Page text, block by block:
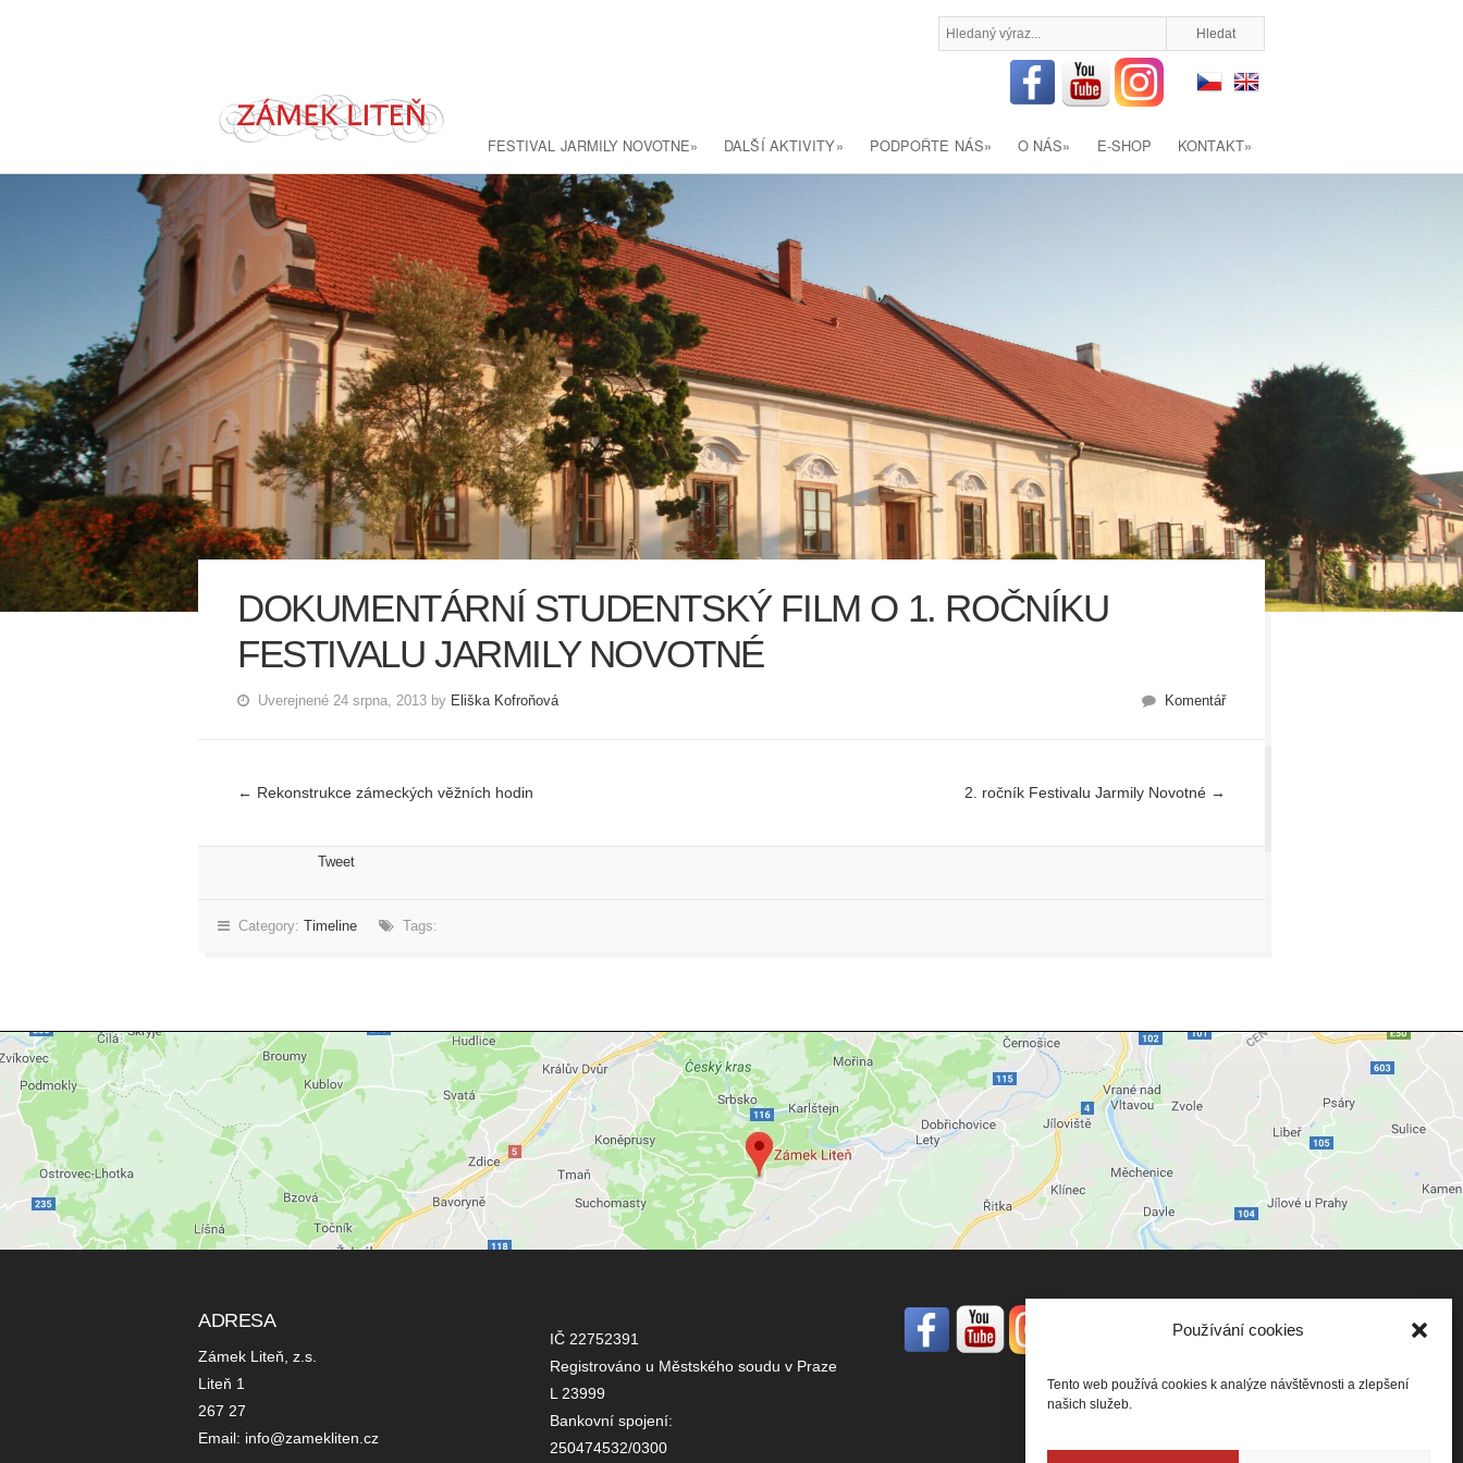
Používání cookies
Tento web používá cookies k analýze návštěvnosti a zlepšení
našich služeb.
FESTIVAL JARMILY NOVOTNE» DALŠÍ AKTIVITY» PODPOŘTE NÁS» O NÁS» E-SHOP KONTAKT»
DOKUMENTÁRNÍ STUDENTSKÝ FILM O 1. ROČNÍKU
FESTIVALU JARMILY NOVOTNÉ
Uverejnené 24 srpna, 2013 by Eliška Kofroňová Komentář
← Rekonstrukce zámeckých věžních hodin 2. ročník Festivalu Jarmily Novotné →
Tweet
Category: Timeline Tags:
ADRESA
Zámek Liteň, z.s.
Liteň 1
267 27
Email: info@zamekliten.cz
IČ 22752391
Registrováno u Městského soudu v Praze
L 23999
Bankovní spojení:
250474532/0300